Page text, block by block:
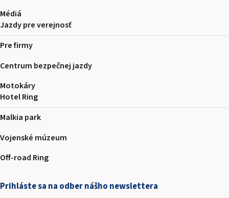
Médiá
Jazdy pre verejnosť
Pre firmy
Centrum bezpečnej jazdy
Motokáry
Hotel Ring
Malkia park
Vojenské múzeum
Off-road Ring
Prihláste sa na odber nášho newslettera